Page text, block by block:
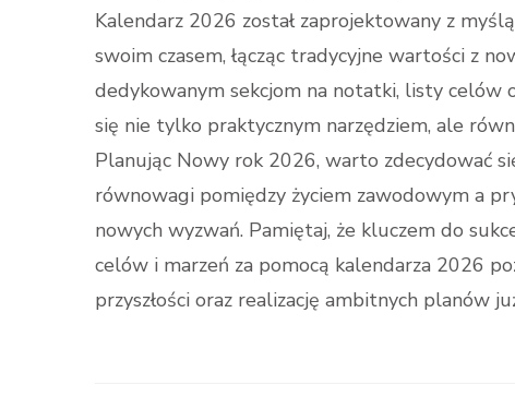
Kalendarz 2026 został zaprojektowany z
swoim czasem, łącząc tradycyjne wartości z
dedykowanym sekcjom na notatki, listy celów
się nie tylko praktycznym narzędziem, ale
Planując Nowy rok 2026, warto zdecydować
równowagi pomiędzy życiem zawodowym a
nowych wyzwań. Pamiętaj, że kluczem do
celów i marzeń za pomocą kalendarza 2026
przyszłości oraz realizację ambitnych planów